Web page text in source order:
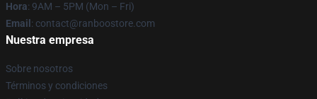
Hora: 9AM – 5PM (Mon – Fri)
Email : contact@ranboostore.com
Nuestra empresa
Sobre nosotros
Términos y condiciones